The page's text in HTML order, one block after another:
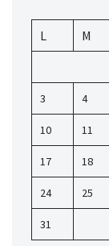
L
M
3 4
10 11
17 18
24 25
31